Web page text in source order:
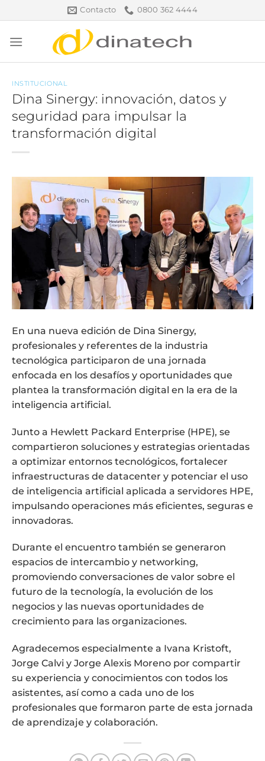
al
contenido
Contacto 0800 362 4444
INSTITUCIONAL
Dina Sinergy: innovación, datos y
seguridad para impulsar la
transformación digital
En una nueva edición de Dina Sinergy,
profesionales y referentes de la industria
tecnológica participaron de una jornada
enfocada en los desafíos y oportunidades que
plantea la transformación digital en la era de la
inteligencia artificial.
Junto a Hewlett Packard Enterprise (HPE), se
compartieron soluciones y estrategias orientadas
a optimizar entornos tecnológicos, fortalecer
infraestructuras de datacenter y potenciar el uso
de inteligencia artificial aplicada a servidores HPE,
impulsando operaciones más eficientes, seguras e
innovadoras.
Durante el encuentro también se generaron
espacios de intercambio y networking,
promoviendo conversaciones de valor sobre el
futuro de la tecnología, la evolución de los
negocios y las nuevas oportunidades de
crecimiento para las organizaciones.
Agradecemos especialmente a Ivana Kristoft,
Jorge Calvi y Jorge Alexis Moreno por compartir
su experiencia y conocimientos con todos los
asistentes, así como a cada uno de los
profesionales que formaron parte de esta jornada
de aprendizaje y colaboración.